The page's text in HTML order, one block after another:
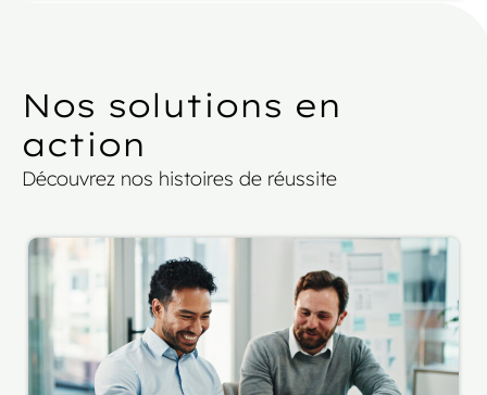
Nos solutions en
action
Découvrez nos histoires de réussite